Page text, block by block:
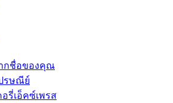
กชื่อของคุณ
รษณีย์
รี่เอ็คซ์เพรส